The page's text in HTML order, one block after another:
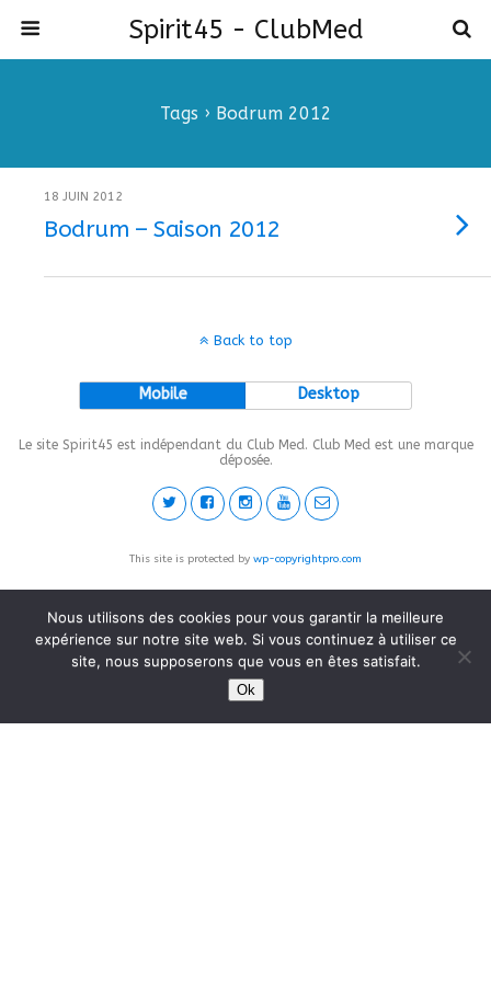
Spirit45 - ClubMed
Tags › Bodrum 2012
18 JUIN 2012
Bodrum – Saison 2012
Back to top
Mobile Desktop
Le site Spirit45 est indépendant du Club Med. Club Med est une marque
déposée.
This site is protected by wp-copyrightpro.com
Nous utilisons des cookies pour vous garantir la meilleure
expérience sur notre site web. Si vous continuez à utiliser ce
site, nous supposerons que vous en êtes satisfait.
Ok